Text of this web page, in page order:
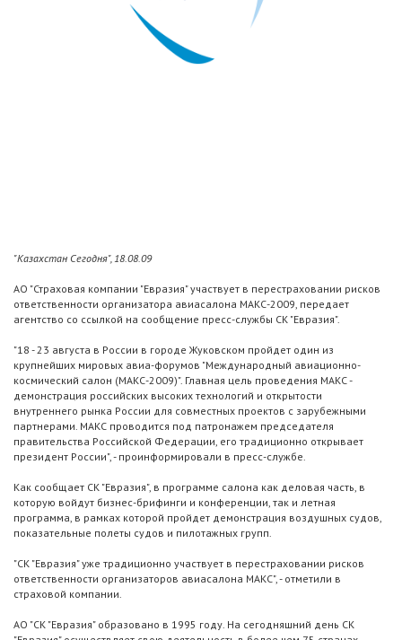
"Казахстан Сегодня", 18.08.09
АО "Страховая компании "Евразия" участвует в перестраховании рисков
ответственности организатора авиасалона МАКС-2009, передает
агентство со ссылкой на сообщение пресс-службы СК "Евразия".
"18 - 23 августа в России в городе Жуковском пройдет один из
крупнейших мировых авиа-форумов "Международный авиационно-
космический салон (МАКС-2009)". Главная цель проведения МАКС -
демонстрация российских высоких технологий и открытости
внутреннего рынка России для совместных проектов с зарубежными
партнерами. МАКС проводится под патронажем председателя
правительства Российской Федерации, его традиционно открывает
президент России", - проинформировали в пресс-службе.
Как сообщает СК "Евразия", в программе салона как деловая часть, в
которую войдут бизнес-брифинги и конференции, так и летная
программа, в рамках которой пройдет демонстрация воздушных судов,
показательные полеты судов и пилотажных групп.
"СК "Евразия" уже традиционно участвует в перестраховании рисков
ответственности организаторов авиасалона МАКС", - отметили в
страховой компании.
АО "СК "Евразия" образовано в 1995 году. На сегодняшний день СК